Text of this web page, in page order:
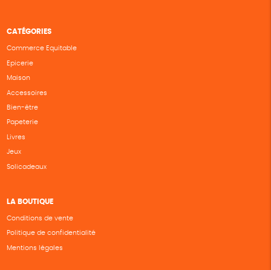
CATÉGORIES
Commerce Equitable
Epicerie
Maison
Accessoires
Bien-être
Papeterie
Livres
Jeux
Solicadeaux
LA BOUTIQUE
Conditions de vente
Politique de confidentialité
Mentions légales